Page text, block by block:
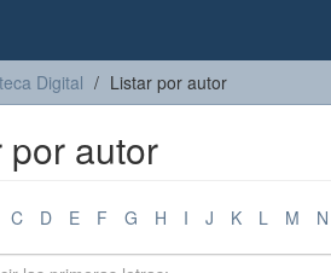
Digital Listar por autor
por autor
C D E F G H I J K L M N